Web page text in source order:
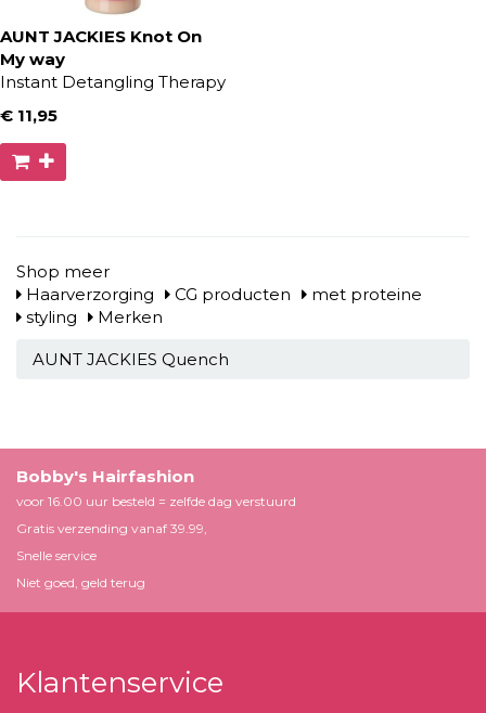
AUNT JACKIES Knot On
My way
Instant Detangling Therapy
€ 11,95
Shop meer
Haarverzorging
CG producten
met proteine
styling
Merken
AUNT JACKIES Quench
Bobby's Hairfashion
voor 16.00 uur besteld = zelfde dag verstuurd
Gratis verzending vanaf 39.99,
Snelle service
Niet goed, geld terug
Klantenservice